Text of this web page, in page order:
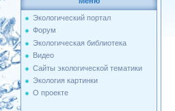
Экологический портал
Форум
Экологическая библиотека
Видео
Сайты экологической тематики
Экология картинки
О проекте